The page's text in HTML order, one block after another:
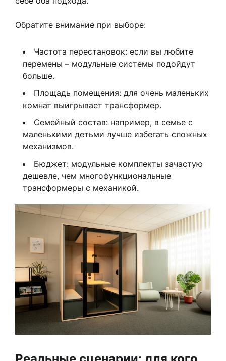
Обратите внимание при выборе:
Частота перестановок: если вы любите
перемены – модульные системы подойдут
больше.
Площадь помещения: для очень маленьких
комнат выигрывает трансформер.
Семейный состав: например, в семье с
маленькими детьми лучше избегать сложных
механизмов.
Бюджет: модульные комплекты зачастую
дешевле, чем многофункциональные
трансформеры с механикой.